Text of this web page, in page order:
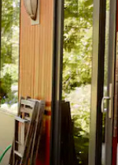
en appuyant et en